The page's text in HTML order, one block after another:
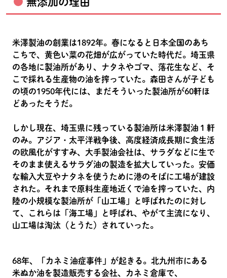
米澤製油の創業は1892年。春になると日本全国のあち
こちで、黄色い菜の花畑が広がっていた時代だ。埼玉県
の各地に製油所があり、ナタネやゴマ、落花生など、そ
こで採れる生産物の油を搾っていた。森田さんが子ども
の頃の1950年代には、まだそういった製油所が60軒ほ
どあったそうだ。
しかし現在、埼玉県に残っている製油所は米澤製油１軒
のみ。アジア・太平洋戦争後、高度経済成長期に食生活
の欧風化がすすみ、大手製油会社は、サラダなどに生で
そのまま使えるサラダ油の製造を拡大していった。安価
な輸入大豆やナタネを使うために港のそばに工場が建設
された。それまで原料生産地近くで油を搾っていた、内
陸の小規模な製油所が「山工場」と呼ばれたのに対し
て、これらは「海工場」と呼ばれ、やがて主流になり、
山工場は淘汰（とうた）されていった。
68年、「カネミ油症事件」が起きる。北九州市にある
米ぬか油を製造販売する会社、カネミ倉庫で、